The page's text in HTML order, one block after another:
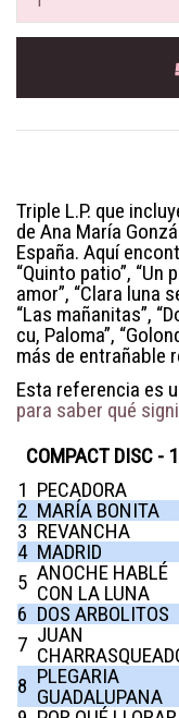
Triple L.P. que
de Ana María
España. Aquí
“Quinto patio”, “Un
amor”, “Clara luna
“Las mañanitas”,
cu, Paloma”,
más de entrañable
Esta referencia es
para saber qué
COMPACT DISC - 1
1 PECADORA
2 MARÍA BONITA
3 REVANCHA
4 MADRID
5 ANOCHE HABLÉ
CON LA LUNA
6 DOS ARBOLITOS
7 JUAN
8 PLEGARIA
GUADALUPANA